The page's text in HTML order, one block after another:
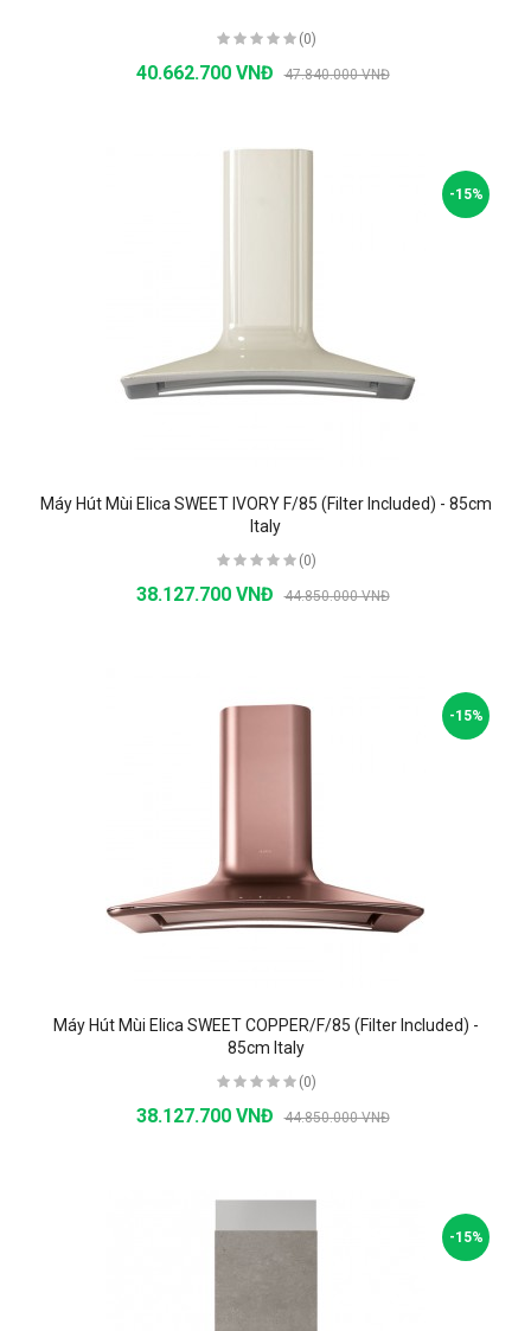
(0)
40.662.700 VNĐ 47.840.000 VNĐ
-15%
Máy Hút Mùi Elica SWEET IVORY F/85 (Filter Included) - 85cm
Italy
(0)
38.127.700 VNĐ 44.850.000 VNĐ
-15%
Máy Hút Mùi Elica SWEET COPPER/F/85 (Filter Included) -
85cm Italy
(0)
38.127.700 VNĐ 44.850.000 VNĐ
-15%